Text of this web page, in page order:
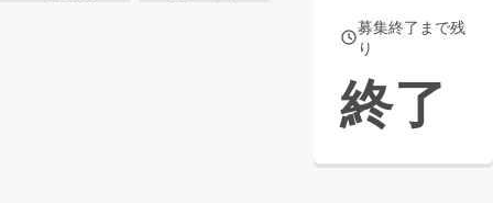
募集終了まで残
り
終了